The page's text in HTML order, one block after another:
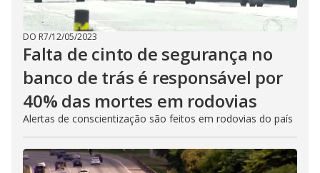
DO R7/12/05/2023
Falta de cinto de segurança no
banco de trás é responsável por
40% das mortes em rodovias
Alertas de conscientização são feitos em rodovias do país